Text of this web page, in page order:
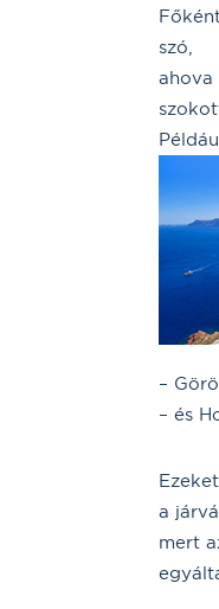
szó,
ahova
–
– és
a
mert